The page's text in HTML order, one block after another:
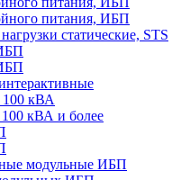
питания, ИБП
статические, STS
100 кВА
кВА и более
модульные ИБП